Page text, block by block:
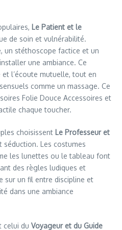
Le Patient et le
de soin et vulnérabilité.
un stéthoscope factice et un
une ambiance. Ce
l’écoute mutuelle, tout en
comme un massage. Ce
Folie Douce Accessoires et
chaque toucher.
choisissent Le Professeur et
séduction. Les costumes
les lunettes ou le tableau font
des règles ludiques et
sur un fil entre discipline et
dans une ambiance
celui du Voyageur et du Guide